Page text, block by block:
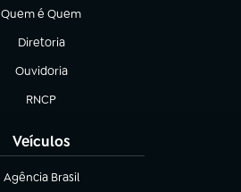
Quem é Quem
(abre em nova aba)
Diretoria
(abre em nova aba)
Ouvidoria
(abre em nova aba)
RNCP
(abre em nova aba)
Veículos
Agência Brasil
(abre em nova aba)